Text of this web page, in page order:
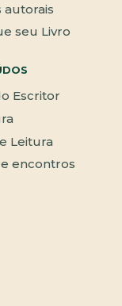
autorais
seu Livro
Escritor
Leitura
encontros